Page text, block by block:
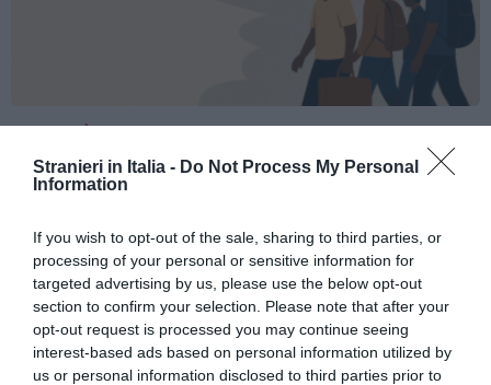
Stranieri in Italia - Do Not Process My Personal
Information
If you wish to opt-out of the sale, sharing to third parties, or
processing of your personal or sensitive information for
targeted advertising by us, please use the below opt-out
section to confirm your selection. Please note that after your
opt-out request is processed you may continue seeing
interest-based ads based on personal information utilized by
us or personal information disclosed to third parties prior to
ATTUALITÀ
Migranti, scontro Italia-Spagna: Madrid
introduce controlli per chi arriva dall’Italia